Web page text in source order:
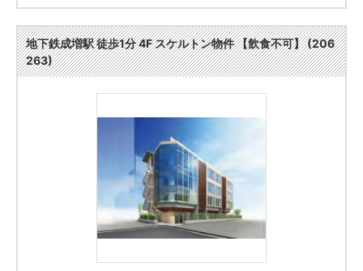
地下鉄成増駅 徒歩1分 4F スケルトン物件 【飲食不可】 (206
263)